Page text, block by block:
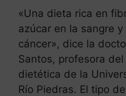
«Una dieta rica en
azúcar en la sangre
cáncer», dice la
Santos, profesora
dietética de la
Río Piedras. El tipo